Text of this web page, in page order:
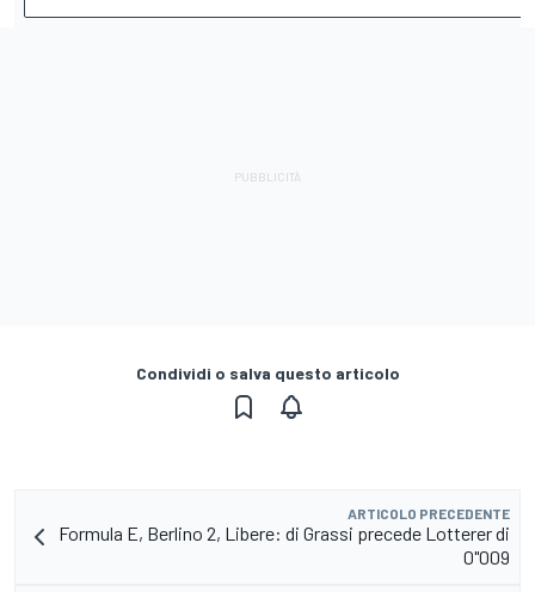
Condividi o salva questo articolo
ARTICOLO PRECEDENTE
Formula E, Berlino 2, Libere: di Grassi precede Lotterer di
0"009